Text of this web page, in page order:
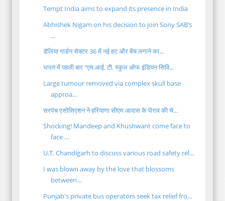
Tempt India aims to expand its presence in India
Abhishek Nigam on his decision to join Sony SAB’s
...
डेलिया गार्डन सेक्टर 36 में नई हट और बेंच लगाने का...
भारत में पहली बार “एम.आई. टी. स्कुल ऑफ इंडियन सिवि...
Large tumour removed via complex skull base
approa...
सरपंच एसोसिएशन ने हरियाणा सीएम आवास के घेराव की चे...
Shocking! Mandeep and Khushwant come face to
face ...
U.T. Chandigarh to discuss various road safety rel...
I was blown away by the love that blossoms
between...
Punjab's private bus operators seek tax relief fro...